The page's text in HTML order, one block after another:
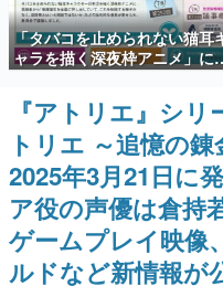
殿堂入り記事
SNS拡散数が数
ど。多くの人々
事をまとめまし
ゲームの企
名作ゲームクリ
聞きし、ヒット
きます。
赫本
この物語を解い
の形をした短編
新世代に訊く
「タバコを止められない猫耳
ャラを描く深夜枠アニメ」に
聴者の一部から批判意見。違
薬物の使用と思しき描写も含め
て、BPOが議論を交わす
『アトリエ』シ
トリエ ～追憶の錬
2025年3月21日に
ア役の声優は倉持
ゲームプレイ映像
ルドなど新情報が